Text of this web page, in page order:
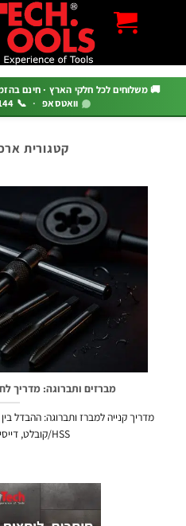
משלוחים לכל חלקי הארץ · חינם בהזמנה מעל
וואטסאפ · 📞 03-5444144 שלוחה 1
קטגורית ארכיון:
מברזים ותברוגה: מדריך לחיתוך
מדריך קנייה למברז ותברוגה: ההבדל בין